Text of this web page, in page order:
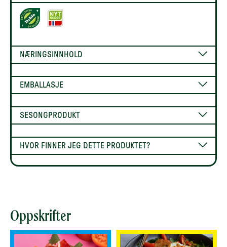
NÆRINGSINNHOLD
EMBALLASJE
SESONGPRODUKT
HVOR FINNER JEG DETTE PRODUKTET?
Oppskrifter